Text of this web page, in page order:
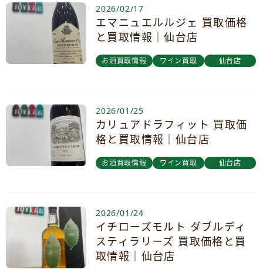
2026/02/17
エマニュエルルジェ 買取価格
と買取情報｜仙台店
お酒買取情報 ワイン買取 仙台店
2026/01/25
カリュアドラフィット 買取価
格と買取情報｜仙台店
お酒買取情報 ワイン買取 仙台店
2026/01/24
イチローズモルト ダブルディ
スティラリーズ 買取価格と買
取情報｜仙台店